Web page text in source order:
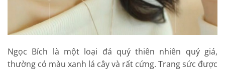
Ngọc Bích là một loại đá quý thiên nhiên quý giá,
thường có màu xanh lá cây và rất cứng. Trang sức được